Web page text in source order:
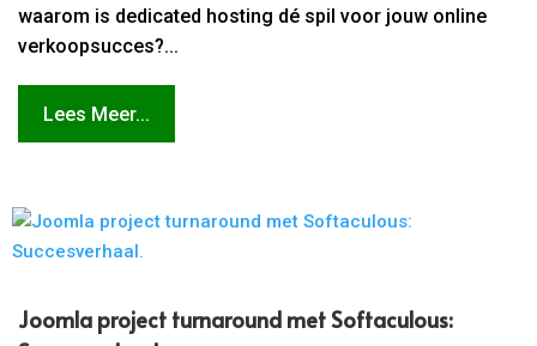
waarom is dedicated hosting dé spil voor jouw online
verkoopsucces?...
Lees Meer...
Joomla project turnaround met Softaculous: